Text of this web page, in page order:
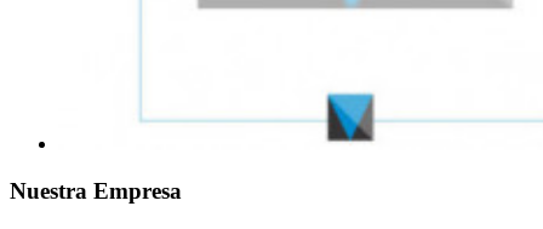
Nuestra Empresa